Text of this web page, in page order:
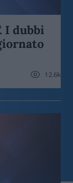
I dubbi
12.6k